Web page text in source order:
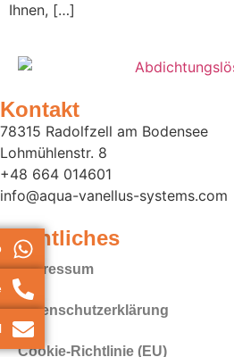
Ihnen, […]
Kontakt
78315 Radolfzell am Bodensee
Lohmühlenstr. 8
+48 664 014601
info@aqua-vanellus-systems.com
Rechtliches
Impressum
Datenschutz­erklärung
Cookie-Richtlinie (EU)